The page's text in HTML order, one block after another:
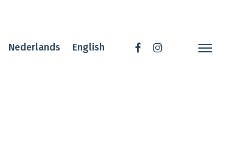
Nederlands English facebookinstagram
Menu